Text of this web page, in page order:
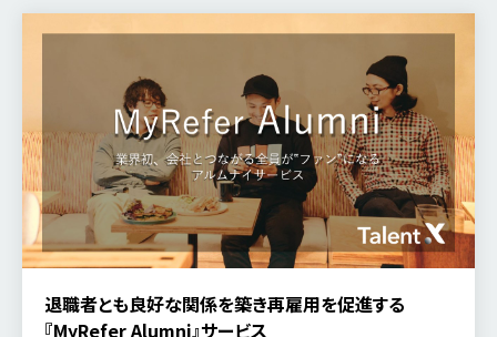
退職者とも良好な関係を築き再雇用を促進する
『MyRefer Alumni』サービス